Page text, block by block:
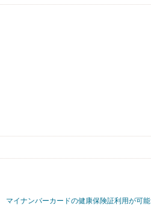
マイナンバーカードの健康保険証利用が可能